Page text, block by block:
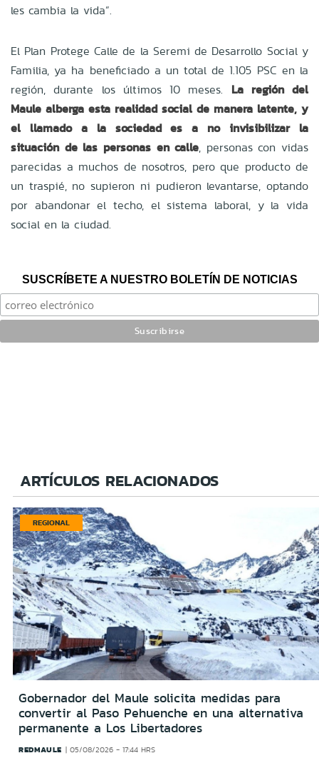
les cambia la vida”.
El Plan Protege Calle de la Seremi de Desarrollo Social y
Familia, ya ha beneficiado a un total de 1.105 PSC en la
región, durante los últimos 10 meses. La región del
Maule alberga esta realidad social de manera latente, y
el llamado a la sociedad es a no invisibilizar la
situación de las personas en calle, personas con vidas
parecidas a muchos de nosotros, pero que producto de
un traspié, no supieron ni pudieron levantarse, optando
por abandonar el techo, el sistema laboral, y la vida
social en la ciudad.
SUSCRÍBETE A NUESTRO BOLETÍN DE NOTICIAS
ARTÍCULOS RELACIONADOS
REGIONAL
Gobernador del Maule solicita medidas para
convertir al Paso Pehuenche en una alternativa
permanente a Los Libertadores
REDMAULE 05/08/2026 - 17:44 HRS